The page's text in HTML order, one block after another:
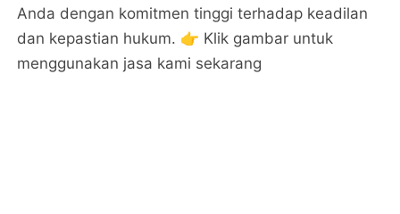
Anda dengan komitmen tinggi terhadap keadilan
dan kepastian hukum. 👉 Klik gambar untuk
menggunakan jasa kami sekarang